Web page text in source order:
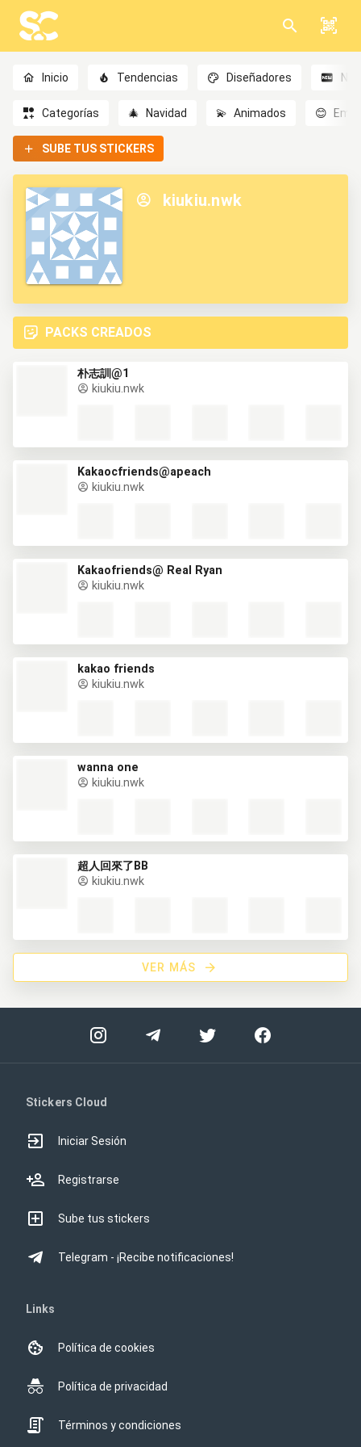
Inicio Tendencias Diseñadores
Categorías 🎄 Navidad 💫 Animados 😊
SUBE TUS STICKERS
kiukiu.nwk
PACKS CREADOS
朴志訓@1
kiukiu.nwk
Kakaocfriends@apeach
kiukiu.nwk
Kakaofriends@ Real Ryan
kiukiu.nwk
kakao friends
kiukiu.nwk
wanna one
kiukiu.nwk
超人回來了BB
kiukiu.nwk
VER MÁS
Stickers Cloud
Iniciar Sesión
Registrarse
Sube tus stickers
Telegram - ¡Recibe notificaciones!
Links
Política de cookies
Política de privacidad
Términos y condiciones